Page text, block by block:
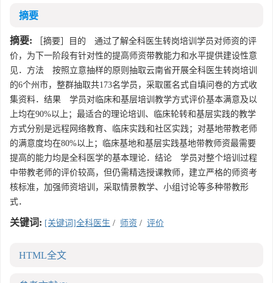
摘要
摘要: ［摘要］目的 通过了解全科医生转岗培训学员对师资的评
价，为下一阶段有针对性的提高师资带教能力和水平提供建设性意
见．方法 按照立意抽样的原则抽取云南省开展全科医生转岗培训
的6个州市，整群抽取共173名学员，采取匿名式自填问卷的方式收
集资料．结果 学员对临床和基层培训教学方式评价基本满意及以
上均在90%以上；最适合的理论培训、临床轮转和基层实践的教学
方式分别是远程网络教育、临床实践和社区实践；对基地带教老师
的满意度均在80%以上；临床基地和基层实践基地带教师资最需要
提高的能力均是全科医学的基本理论．结论 学员对整个培训过程
中带教老师的评价较高，但仍需精选授课教师，建立严格的师资考
核标准，加强师资培训，采取情景教学、小组讨论等多种带教形
式．
关键词: [关键词]全科医生 / 师资 / 评价
HTML全文